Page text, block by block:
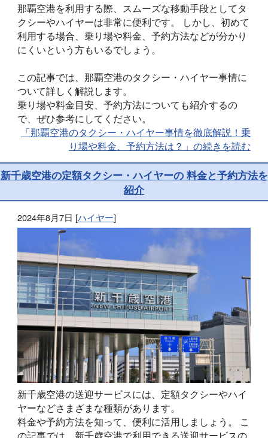
那覇空港を利用する際、スムーズな移動手段としてタ
クシーやハイヤーは非常に便利です。 しかし、初めて
利用する場合、乗り場や料金、予約方法などが分かり
にくいという方もいるでしょう。
この記事では、那覇空港のタクシー・ハイヤー事情に
ついて詳しく解説します。
乗り場や料金目安、予約方法についても紹介するの
で、ぜひ参考にしてください。
「那覇空港のタクシー・ハイヤー事情を徹底解説！乗
り場や料金、予約方法は？」の続きを読む
新千歳空港の定額タクシー・ハイヤーの 料金と予約方法を
紹介
2024年8月7日 [ハイヤー]
新千歳空港の送迎サービスには、定額タクシーやハイ
ヤーなどさまざまな種類があります。
料金や予約方法を知って、便利に活用しましょう。 こ
の記事では、新千歳空港で利用できる送迎サービスの